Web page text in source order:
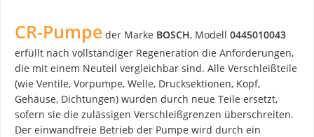
CR-Pumpe der Marke BOSCH, Modell 0445010043
erfüllt nach vollständiger Regeneration die Anforderungen,
die mit einem Neuteil vergleichbar sind. Alle Verschleißteile
(wie Ventile, Vorpumpe, Welle, Drucksektionen, Kopf,
Gehäuse, Dichtungen) wurden durch neue Teile ersetzt,
sofern sie die zulässigen Verschleißgrenzen überschreiten.
Der einwandfreie Betrieb der Pumpe wird durch ein